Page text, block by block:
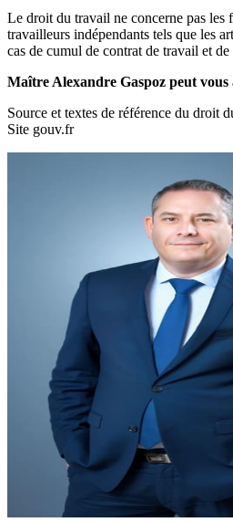
Le droit du travail ne concerne pas les
travailleurs indépendants tels que les
cas de cumul de contrat de travail et
Maître Alexandre Gaspoz peut
Source et textes de référence du droit
Site gouv.fr